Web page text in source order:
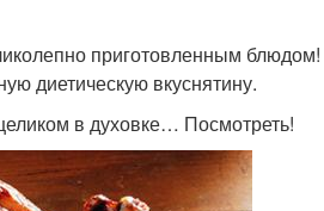
приготовленным
диетическую вкуснятину.
в духовке… Посмотреть!